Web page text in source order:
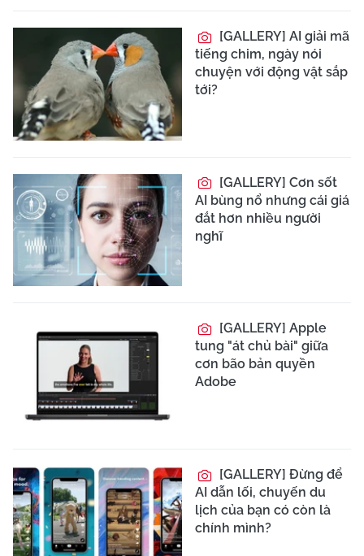
[GALLERY] AI giải mã
tiếng chim, ngày nói
chuyện với động vật sắp
tới?
[GALLERY] Cơn sốt
AI bùng nổ nhưng cái giá
đắt hơn nhiều người
nghĩ
[GALLERY] Apple
tung "át chủ bài" giữa
cơn bão bản quyền
Adobe
[GALLERY] Đừng để
AI dẫn lối, chuyến du
lịch của bạn có còn là
chính mình?